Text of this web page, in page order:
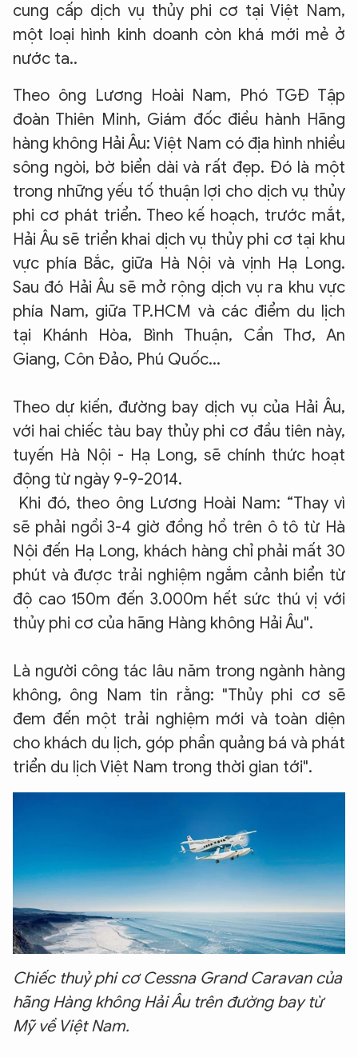
cung cấp dịch vụ thủy phi cơ tại Việt Nam,
một loại hình kinh doanh còn khá mới mẻ ở
nước ta..
Theo ông Lương Hoài Nam, Phó TGĐ Tập
đoàn Thiên Minh, Giám đốc điều hành Hãng
hàng không Hải Âu: Việt Nam có địa hình nhiều
sông ngòi, bờ biển dài và rất đẹp. Đó là một
trong những yếu tố thuận lợi cho dịch vụ thủy
phi cơ phát triển. Theo kế hoạch, trước mắt,
Hải Âu sẽ triển khai dịch vụ thủy phi cơ tại khu
vực phía Bắc, giữa Hà Nội và vịnh Hạ Long.
Sau đó Hải Âu sẽ mở rộng dịch vụ ra khu vực
phía Nam, giữa TP.HCM và các điểm du lịch
tại Khánh Hòa, Bình Thuận, Cần Thơ, An
Giang, Côn Đảo, Phú Quốc...
Theo dự kiến, đường bay dịch vụ của Hải Âu,
với hai chiếc tàu bay thủy phi cơ đầu tiên này,
tuyến Hà Nội - Hạ Long, sẽ chính thức hoạt
động từ ngày 9-9-2014.
Khi đó, theo ông Lương Hoài Nam: “Thay vì
sẽ phải ngồi 3-4 giờ đồng hồ trên ô tô từ Hà
Nội đến Hạ Long, khách hàng chỉ phải mất 30
phút và được trải nghiệm ngắm cảnh biển từ
độ cao 150m đến 3.000m hết sức thú vị với
thủy phi cơ của hãng Hàng không Hải Âu".
Là người công tác lâu năm trong ngành hàng
không, ông Nam tin rằng: "Thủy phi cơ sẽ
đem đến một trải nghiệm mới và toàn diện
cho khách du lịch, góp phần quảng bá và phát
triển du lịch Việt Nam trong thời gian tới".
Chiếc thuỷ phi cơ Cessna Grand Caravan của
hãng Hàng không Hải Âu trên đường bay từ
Mỹ về Việt Nam.